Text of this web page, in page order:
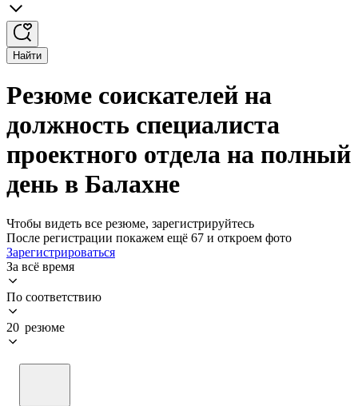
Найти
Резюме соискателей на
должность специалиста
проектного отдела на полный
день в Балахне
Чтобы видеть все резюме, зарегистрируйтесь
После регистрации покажем ещё 67 и откроем фото
Зарегистрироваться
За всё время
По соответствию
20 резюме